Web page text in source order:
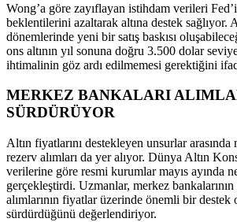
Wong’a göre zayıflayan istihdam verileri
beklentilerini azaltarak altına destek sağlıyor.
dönemlerinde yeni bir satış baskısı
ons altının yıl sonuna doğru 3.500 dolar
ihtimalinin göz ardı edilmemesi gerektiğini
MERKEZ BANKALARI
SÜRDÜRÜYOR
Altın fiyatlarını destekleyen unsurlar arasında
rezerv alımları da yer alıyor. Dünya Altın
verilerine göre resmi kurumlar mayıs ayında
gerçekleştirdi. Uzmanlar, merkez bankalarının
alımlarının fiyatlar üzerinde önemli bir destek
sürdürdüğünü değerlendiriyor.